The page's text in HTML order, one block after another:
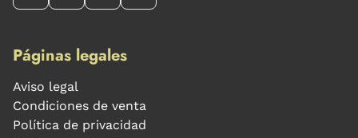
Páginas legales
Aviso legal
Condiciones de venta
Política de privacidad